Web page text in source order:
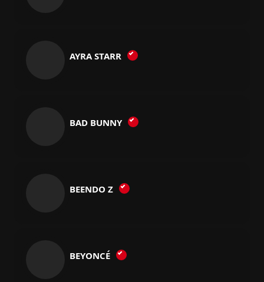
AYRA STARR
BAD BUNNY
BEENDO Z
BEYONCÉ